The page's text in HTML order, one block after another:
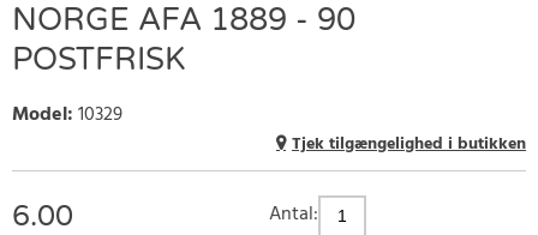
NORGE AFA 1889 - 90
POSTFRISK
Model:10329
Tjek tilgængelighed i butikken
6.00 Antal: